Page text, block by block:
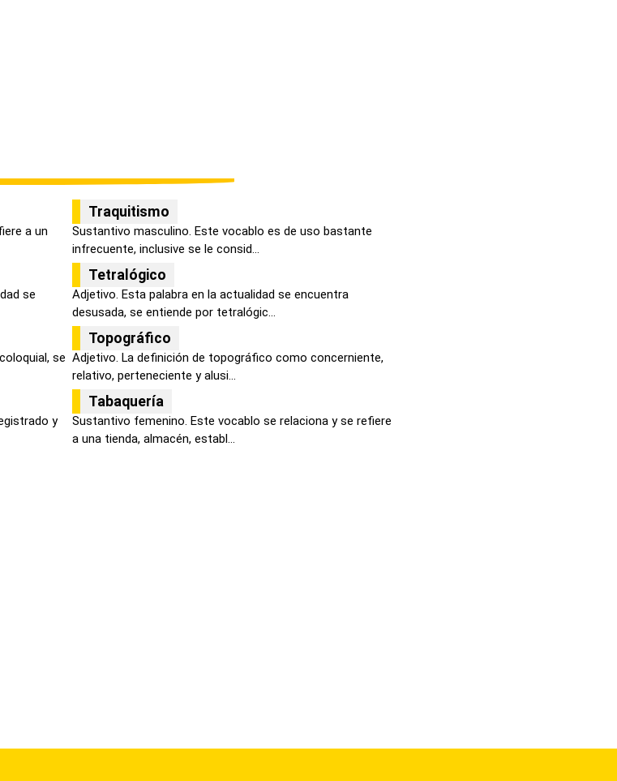
a un
Traquitismo
Sustantivo masculino. Este vocablo es de uso bastante
infrecuente, inclusive se le consid...
se
Tetralógico
Adjetivo. Esta palabra en la actualidad se encuentra
desusada, se entiende por tetralógic...
se
Topográfico
Adjetivo. La definición de topográfico como concerniente,
relativo, perteneciente y alusi...
y
Tabaquería
Sustantivo femenino. Este vocablo se relaciona y se refiere
a una tienda, almacén, establ...